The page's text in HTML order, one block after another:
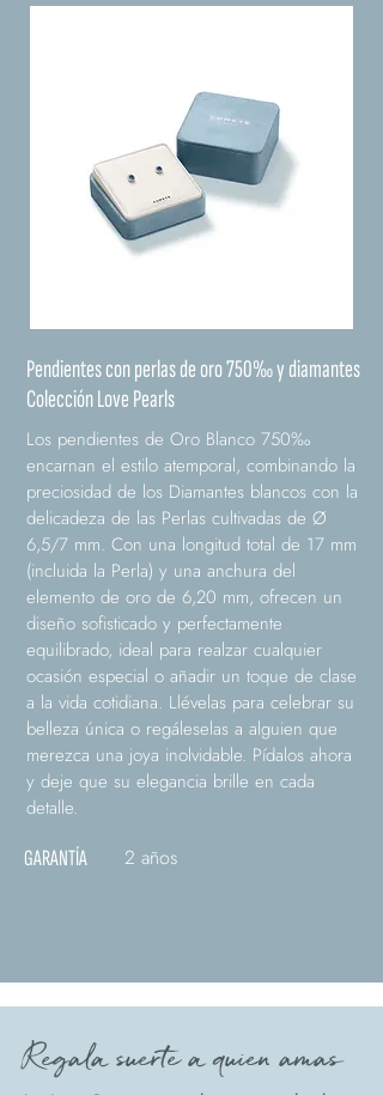
Pendientes con perlas de oro 750‰ y diamantes
Colección Love Pearls
Los pendientes de Oro Blanco 750‰
encarnan el estilo atemporal, combinando la
preciosidad de los Diamantes blancos con la
delicadeza de las Perlas cultivadas de Ø
6,5/7 mm. Con una longitud total de 17 mm
(incluida la Perla) y una anchura del
elemento de oro de 6,20 mm, ofrecen un
diseño sofisticado y perfectamente
equilibrado, ideal para realzar cualquier
ocasión especial o añadir un toque de clase
a la vida cotidiana. Llévelas para celebrar su
belleza única o regáleselas a alguien que
merezca una joya inolvidable. Pídalos ahora
y deje que su elegancia brille en cada
detalle.
GARANTÍA 2 años
Regala suerte a quien amas